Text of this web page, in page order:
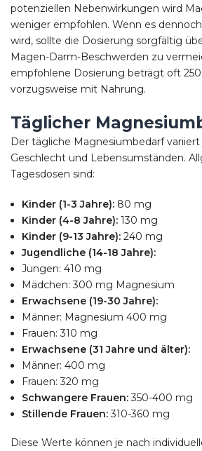
potenziellen Nebenwirkungen wird
weniger empfohlen. Wenn es
wird, sollte die Dosierung sorgfältig
Magen-Darm-Beschwerden zu
empfohlene Dosierung beträgt oft
vorzugsweise mit Nahrung.
Täglicher
Der tägliche Magnesiumbedarf
Geschlecht und Lebensumständen.
Tagesdosen sind:
Kinder (1-3 Jahre): 80 mg
Kinder (4-8 Jahre): 130 mg
Kinder (9-13 Jahre): 240 mg
Jugendliche (14-18 Jahre):
Jungen: 410 mg
Mädchen: 300 mg Magnesium
Erwachsene (19-30 Jahre):
Männer: Magnesium 400 mg
Frauen: 310 mg
Erwachsene (31 Jahre und älter):
Männer: 400 mg
Frauen: 320 mg
Schwangere Frauen:350-400 mg
Stillende Frauen:310-360 mg
Diese Werte können je nach